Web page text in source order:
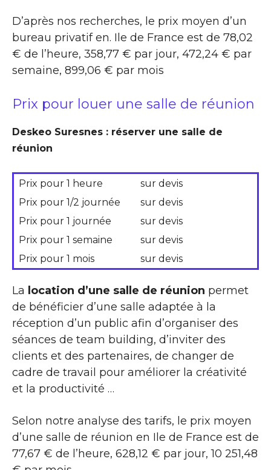
D’après nos recherches, le prix moyen d’un
bureau privatif en. Ile de France est de 78,02
€ de l’heure, 358,77 € par jour, 472,24 € par
semaine, 899,06 € par mois
Prix pour louer une salle de réunion
Deskeo Suresnes : réserver une salle de
réunion
Prix pour 1 heure
sur devis
Prix pour 1/2 journée
sur devis
Prix pour 1 journée
sur devis
Prix pour 1 semaine
sur devis
Prix pour 1 mois
sur devis
La location d’une salle de réunion permet
de bénéficier d’une salle adaptée à la
réception d’un public afin d’organiser des
séances de team building, d’inviter des
clients et des partenaires, de changer de
cadre de travail pour améliorer la créativité
et la productivité …
Selon notre analyse des tarifs, le prix moyen
d’une salle de réunion en Ile de France est de
77,67 € de l’heure, 628,12 € par jour, 10 251,48